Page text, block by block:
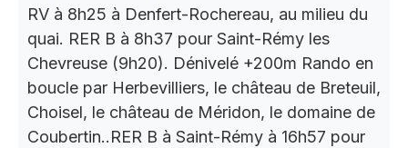
RV à 8h25 à Denfert-Rochereau, au milieu du
quai. RER B à 8h37 pour Saint-Rémy les
Chevreuse (9h20). Dénivelé +200m Rando en
boucle par Herbevilliers, le château de Breteuil,
Choisel, le château de Méridon, le domaine de
Coubertin..RER B à Saint-Rémy à 16h57 pour